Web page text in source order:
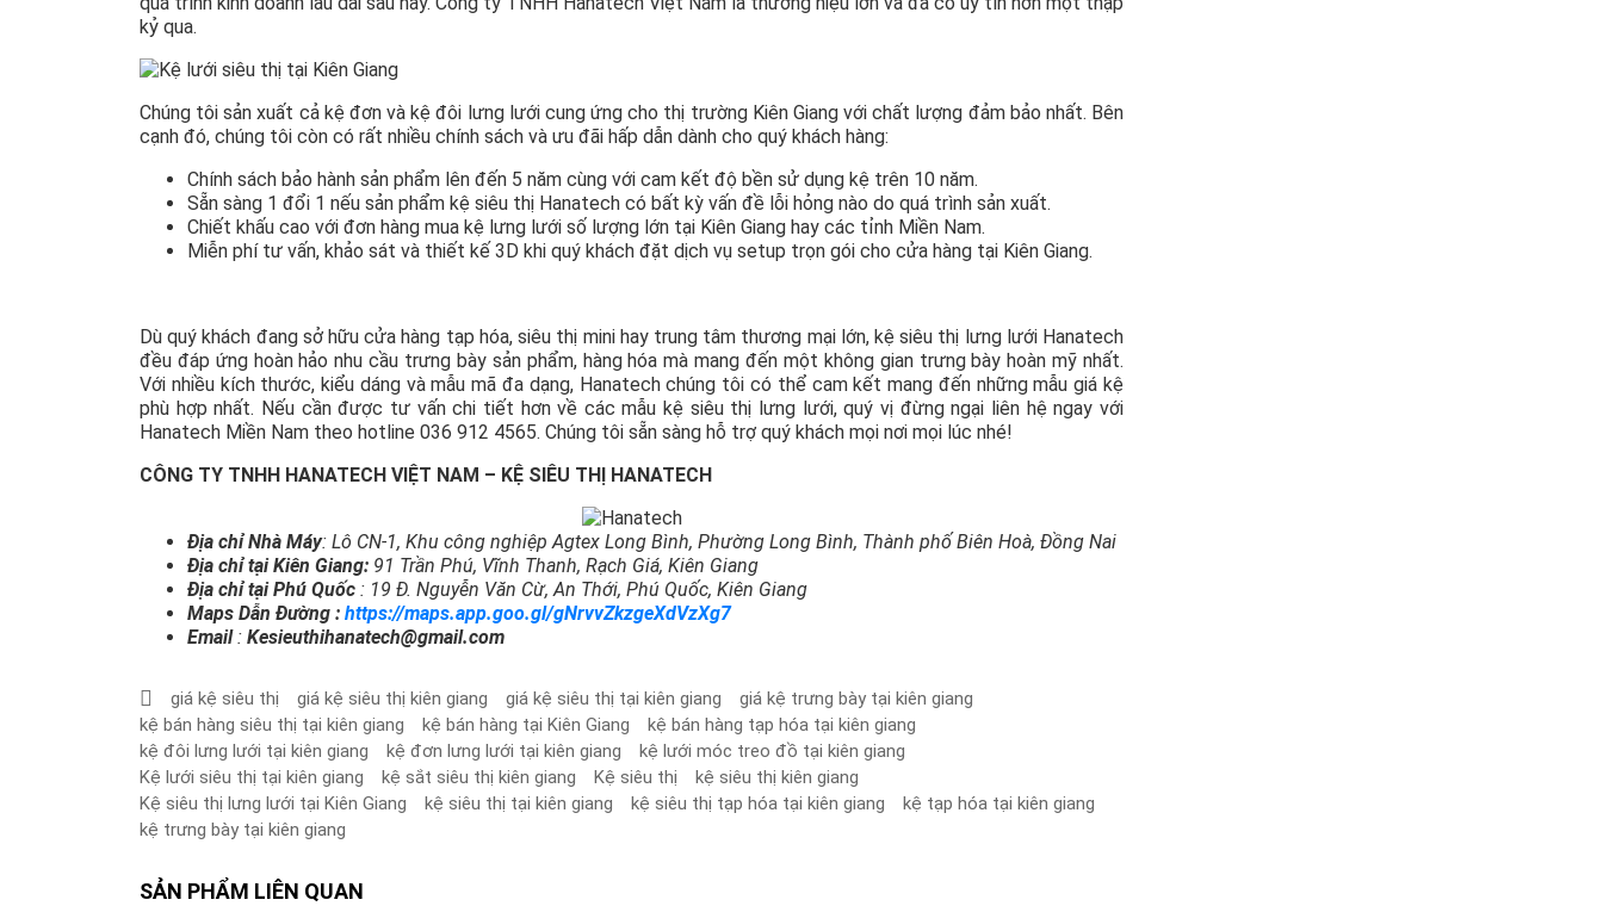
kỷ qua.
Chúng tôi sản xuất cả kệ đơn và kệ đôi lưng lưới cung ứng cho thị trường Kiên Giang với chất lượng đảm bảo nhất. Bên
cạnh đó, chúng tôi còn có rất nhiều chính sách và ưu đãi hấp dẫn dành cho quý khách hàng:
Chính sách bảo hành sản phẩm lên đến 5 năm cùng với cam kết độ bền sử dụng kệ trên 10 năm.
Sẵn sàng 1 đổi 1 nếu sản phẩm kệ siêu thị Hanatech có bất kỳ vấn đề lỗi hỏng nào do quá trình sản xuất.
Chiết khấu cao với đơn hàng mua kệ lưng lưới số lượng lớn tại Kiên Giang hay các tỉnh Miền Nam.
Miễn phí tư vấn, khảo sát và thiết kế 3D khi quý khách đặt dịch vụ setup trọn gói cho cửa hàng tại Kiên Giang.
Dù quý khách đang sở hữu cửa hàng tạp hóa, siêu thị mini hay trung tâm thương mại lớn, kệ siêu thị lưng lưới Hanatech
đều đáp ứng hoàn hảo nhu cầu trưng bày sản phẩm, hàng hóa mà mang đến một không gian trưng bày hoàn mỹ nhất.
Với nhiều kích thước, kiểu dáng và mẫu mã đa dạng, Hanatech chúng tôi có thể cam kết mang đến những mẫu giá kệ
phù hợp nhất. Nếu cần được tư vấn chi tiết hơn về các mẫu kệ siêu thị lưng lưới, quý vị đừng ngại liên hệ ngay với
Hanatech Miền Nam theo hotline 036 912 4565. Chúng tôi sẵn sàng hỗ trợ quý khách mọi nơi mọi lúc nhé!
CÔNG TY TNHH HANATECH VIỆT NAM – KỆ SIÊU THỊ HANATECH
Địa chỉ Nhà Máy: Lô CN-1, Khu công nghiệp Agtex Long Bình, Phường Long Bình, Thành phố Biên Hoà, Đồng Nai
Địa chỉ tại Kiên Giang: 91 Trần Phú, Vĩnh Thanh, Rạch Giá, Kiên Giang
Địa chỉ tại Phú Quốc : 19 Đ. Nguyễn Văn Cừ, An Thới, Phú Quốc, Kiên Giang
Maps Dẫn Đường : https://maps.app.goo.gl/gNrvvZkzgeXdVzXg7
Email: Kesieuthihanatech@gmail.com
giá kệ siêu thị giá kệ siêu thị kiên giang giá kệ siêu thị tại kiên giang
giá kệ trưng bày tại kiên giang
kệ bán hàng siêu thị tại kiên giang
kệ bán hàng tại Kiên Giang
kệ bán hàng tạp hóa tại kiên giang
kệ đôi lưng lưới tại kiên giang
kệ đơn lưng lưới tại kiên giang
kệ lưới móc treo đồ tại kiên giang
Kệ lưới siêu thị tại kiên giang
kệ sắt siêu thị kiên giang Kệ siêu thị
kệ siêu thị kiên giang
Kệ siêu thị lưng lưới tại Kiên Giang
kệ siêu thị tại kiên giang kệ siêu thị tạp hóa tại kiên giang
kệ tạp hóa tại kiên giang
kệ trưng bày tại kiên giang
SẢN PHẨM LIÊN QUAN